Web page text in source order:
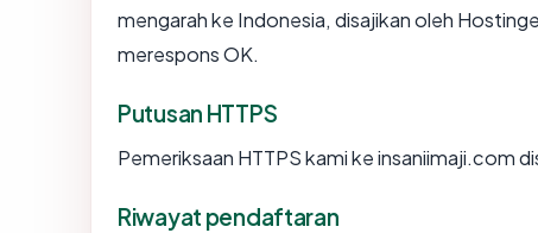
mengarah ke Indonesia, disajikan oleh
merespons OK.
Putusan HTTPS
Pemeriksaan HTTPS kami ke insaniimaji.com
Riwayat pendaftaran